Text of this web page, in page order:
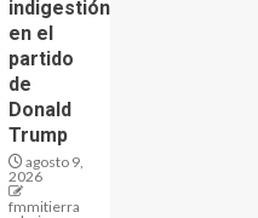
indigestión
en el
partido
de
Donald
Trump
agosto 9,
2026
fmmitierra